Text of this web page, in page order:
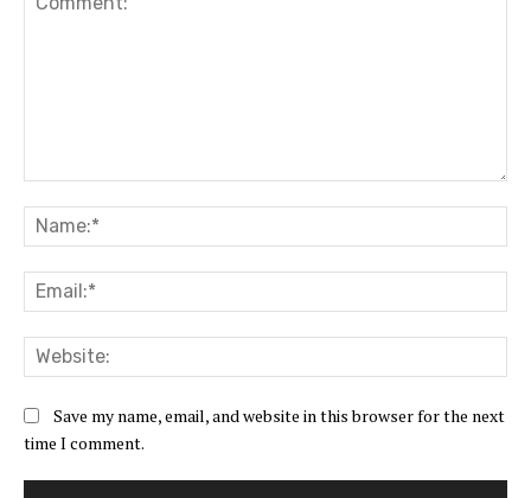
Save my name, email, and website in this browser for the next
time I comment.